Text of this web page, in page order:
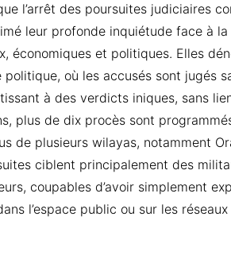
l’arrêt des poursuites judiciaires
leur profonde inquiétude face à
économiques et politiques. Elles
où les accusés sont jugés
à des verdicts iniques, sans
plus de dix procès sont
de plusieurs wilayas, notamment
ciblent principalement des
coupables d’avoir simplement
l’espace public ou sur les réseaux